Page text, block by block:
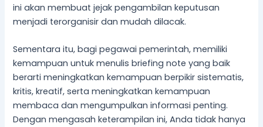
ini akan membuat jejak pengambilan keputusan
menjadi terorganisir dan mudah dilacak.
Sementara itu, bagi pegawai pemerintah, memiliki
kemampuan untuk menulis briefing note yang baik
berarti meningkatkan kemampuan berpikir sistematis,
kritis, kreatif, serta meningkatkan kemampuan
membaca dan mengumpulkan informasi penting.
Dengan mengasah keterampilan ini, Anda tidak hanya